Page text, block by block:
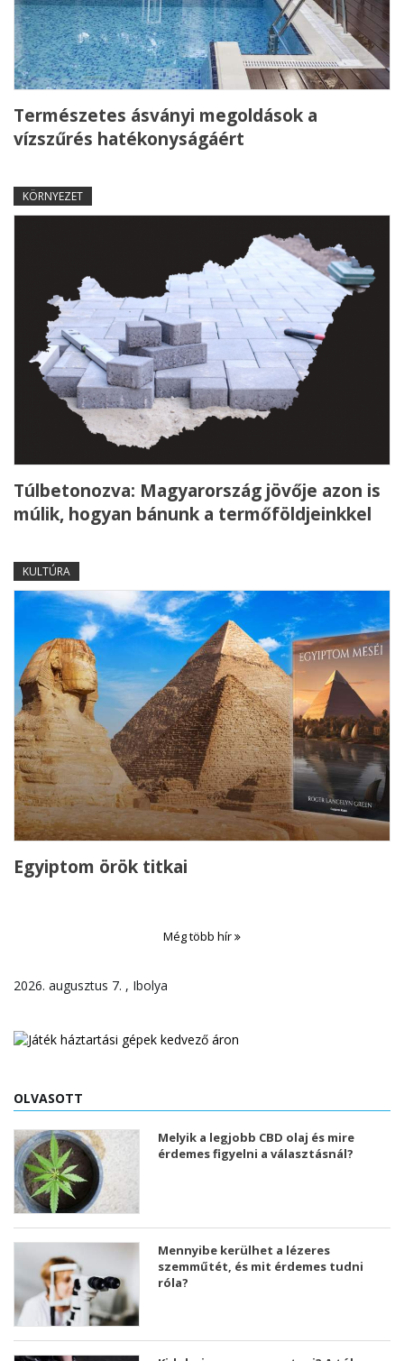
Természetes ásványi megoldások a
vízszűrés hatékonyságáért
KÖRNYEZET
Túlbetonozva: Magyarország jövője azon is
múlik, hogyan bánunk a termőföldjeinkkel
KULTÚRA
Egyiptom örök titkai
Még több hír
2026. augusztus 7. , Ibolya
OLVASOTT
Melyik a legjobb CBD olaj és mire
érdemes figyelni a választásnál?
Mennyibe kerülhet a lézeres
szemműtét, és mit érdemes tudni
róla?